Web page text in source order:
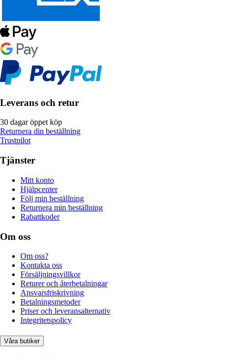
Leverans och retur
30 dagar öppet köp
Returnera din beställning
Trustpilot
Tjänster
Mitt konto
Hjälpcenter
Följ min beställning
Returnera min beställning
Rabattkoder
Om oss
Om oss?
Kontakta oss
Försäljningsvillkor
Returer och återbetalningar
Ansvarsfriskrivning
Betalningsmetoder
Priser och leveransalternativ
Integritetspolicy
Våra butiker